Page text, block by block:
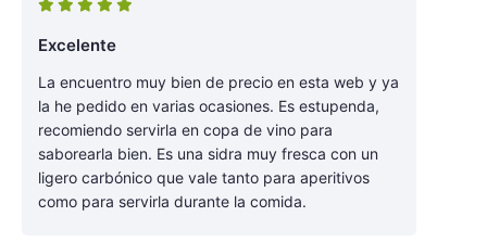
Excelente
La encuentro muy bien de precio en esta web y ya
la he pedido en varias ocasiones. Es estupenda,
recomiendo servirla en copa de vino para
saborearla bien. Es una sidra muy fresca con un
ligero carbónico que vale tanto para aperitivos
como para servirla durante la comida.